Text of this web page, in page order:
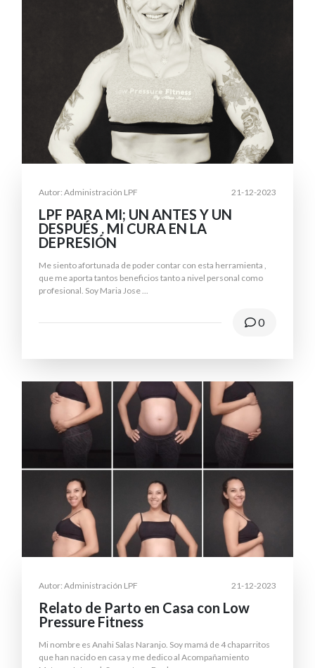
Autor: Administración LPF 21-12-2023
LPF PARA MI; UN ANTES Y UN
DESPUÉS . MI CURA EN LA
DEPRESIÓN
Me siento afortunada de poder contar con esta herramienta ,
que me aporta tantos beneficios tanto a nivel personal como
profesional. Soy Maria Jose...
0
Autor: Administración LPF 21-12-2023
Relato de Parto en Casa con Low
Pressure Fitness
Mi nombre es Anahi Salas Naranjo. Soy mamá de 4 chaparritos
que han nacido en casa y me dedico al Acompañamiento